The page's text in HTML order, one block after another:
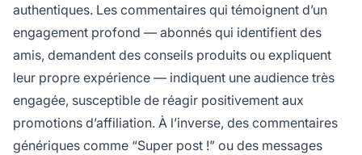
authentiques. Les commentaires qui témoignent d’un
engagement profond — abonnés qui identifient des
amis, demandent des conseils produits ou expliquent
leur propre expérience — indiquent une audience très
engagée, susceptible de réagir positivement aux
promotions d’affiliation. À l’inverse, des commentaires
génériques comme “Super post !” ou des messages